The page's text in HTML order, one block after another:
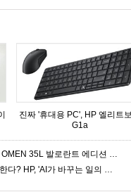
진짜 '휴대용 PC', HP 엘리트
G1a
발로란트 감성이 가득! OMEN 35L 발로란트 에디션 PC
테크 기업은 이렇게 일한다? HP, 'AI가 바꾸는 일의 미래'